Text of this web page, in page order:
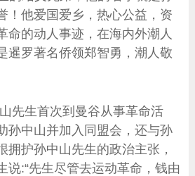
！他爱国爱乡，热心公益，资
命的动人事迹，在海内外潮人
暹罗著名侨领郑智勇，潮人敬
先生首次到曼谷从事革命活
孙中山并加入同盟会，还与孙
拥护孙中山先生的政治主张，
说:“先生尽管去运动革命，钱由